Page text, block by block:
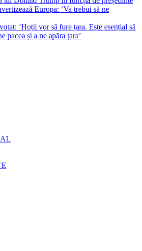
Europa: ‘Va trebui să ne
‘Hoții vor să fure țara. Este esențial să
pacea și a ne apăra țara’
România